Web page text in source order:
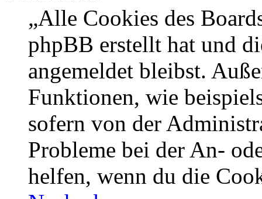
„Alle Cookies des
phpBB erstellt hat und
angemeldet bleibst.
Funktionen, wie
sofern von der
Probleme bei der An-
helfen, wenn du die